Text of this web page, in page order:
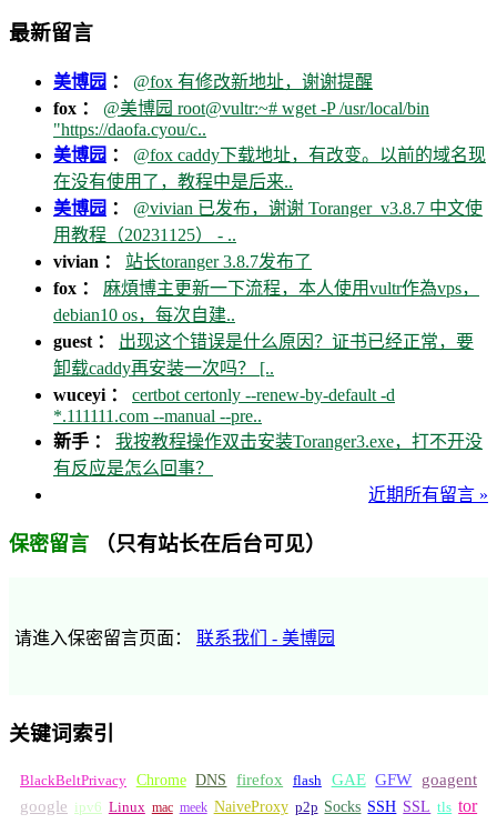
最新留言
美博园 ： @fox 有修改新地址，谢谢提醒
fox ： @美博园 root@vultr:~# wget -P /usr/local/bin
"https://daofa.cyou/c..
美博园 ： @fox caddy下载地址，有改变。以前的域名现
在没有使用了，教程中是后来..
美博园 ： @vivian 已发布，谢谢 Toranger_v3.8.7 中文使
用教程（20231125） - ..
vivian ： 站长toranger 3.8.7发布了
fox ： 麻煩博主更新一下流程，本人使用vultr作為vps，
debian10 os，每次自建..
guest ： 出现这个错误是什么原因？证书已经正常，要
卸载caddy再安装一次吗？ [..
wuceyi ： certbot certonly --renew-by-default -d
*.111111.com --manual --pre..
新手 ： 我按教程操作双击安装Toranger3.exe，打不开没
有反应是怎么回事？
近期所有留言 »
保密留言 （只有站长在后台可见）
请進入保密留言页面： 联系我们 - 美博园
关键词索引
BlackBeltPrivacy Chrome DNS firefox flash GAE GFW
goagent
google ipv6 Linux mac meek NaiveProxy p2p Socks SSH SSL tls tor